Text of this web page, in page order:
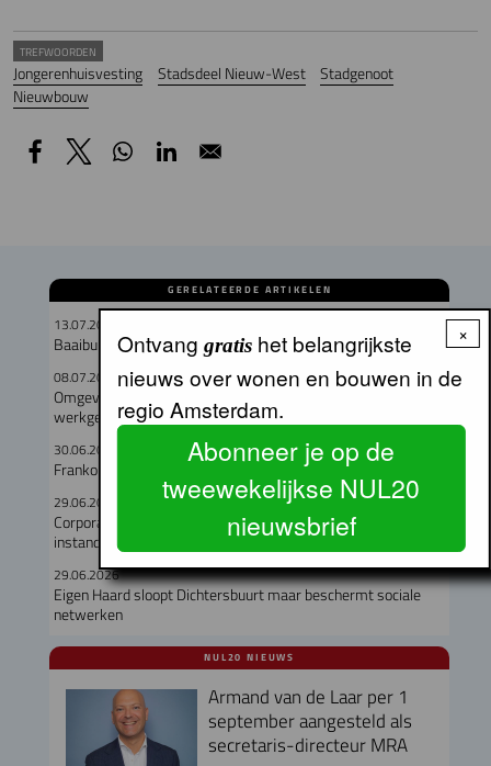
TREFWOORDEN
Jongerenhuisvesting Stadsdeel Nieuw-West
Stadgenoot
Nieuwbouw
GERELATEERDE ARTIKELEN
13.07.2026
Baaibuurt West moet eigenzinnige woon-werkwijk worden
08.07.2026
Omgevingsvergunning verleend voor circulair woon-
werkgebouw in Buiksloterham
30.06.2026
Franko Zivkovic Laurenta nieuw rvc-lid Stadgenoot
29.06.2026
Corporaties gaven recordbedrag uit aan nieuwbouw en
instandhouding
29.06.2026
Eigen Haard sloopt Dichtersbuurt maar beschermt sociale
netwerken
NUL20 NIEUWS
Armand van de Laar per 1
september aangesteld als
secretaris-directeur MRA
×
Ontvang gratishet belangrijkste
nieuws over wonen en bouwen in de
regio Amsterdam.
Abonneer je op de
tweewekelijkse NUL20
nieuwsbrief